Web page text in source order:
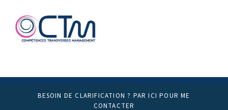
BESOIN DE CLARIFICATION ? PAR ICI POUR ME
CONTACTER